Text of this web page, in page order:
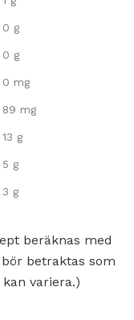
0 g
0 g
0 mg
89 mg
13 g
5 g
3 g
beräknas med
betraktas som
variera.)